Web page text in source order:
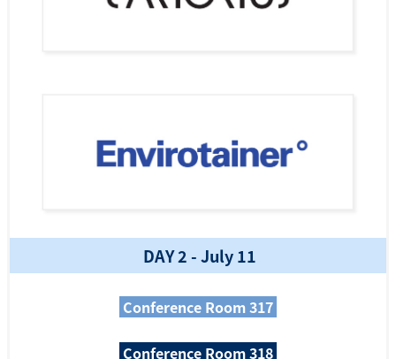
DAY 2 - July 11
Conference Room 317
Conference Room 318